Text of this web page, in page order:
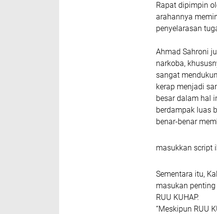
Rapat dipimpin
arahannya
penyelarasan
Ahmad Sahroni
narkoba,
sangat
kerap menjadi
besar dalam hal
berdampak luas
benar-benar
masukkan script
Sementara itu,
masukan
RUU KUHAP.
“Meskipun RUU